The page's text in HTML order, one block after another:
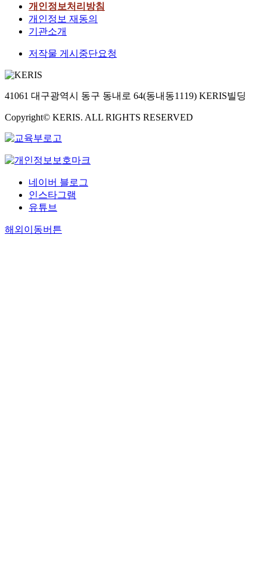
개인정보처리방침
개인정보 재동의
기관소개
저작물 게시중단요청
41061 대구광역시 동구 동내로 64(동내동1119) KERIS빌딩
Copyright© KERIS. ALL RIGHTS RESERVED
네이버 블로그
인스타그램
유튜브
해외이동버튼